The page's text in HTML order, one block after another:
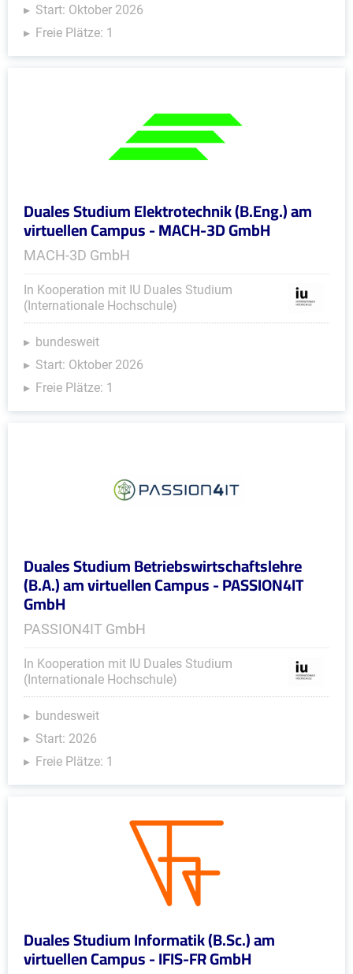
Start: Oktober 2026
Freie Plätze: 1
Duales Studium Elektrotechnik (B.Eng.) am
virtuellen Campus - MACH-3D GmbH
MACH-3D GmbH
In Kooperation mit IU Duales Studium
(Internationale Hochschule)
bundesweit
Start: Oktober 2026
Freie Plätze: 1
Duales Studium Betriebswirtschaftslehre
(B.A.) am virtuellen Campus - PASSION4IT
GmbH
PASSION4IT GmbH
In Kooperation mit IU Duales Studium
(Internationale Hochschule)
bundesweit
Start: 2026
Freie Plätze: 1
Duales Studium Informatik (B.Sc.) am
virtuellen Campus - IFIS-FR GmbH